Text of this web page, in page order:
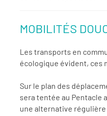
MOBILITÉS
Les transports en
écologique évident, ces
Sur le plan des
sera tentée au Pentacle
une alternative